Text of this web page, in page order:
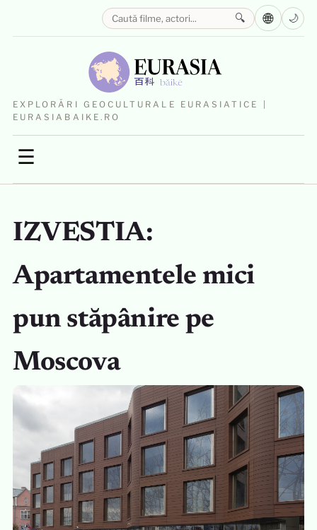
EXPLORĂRI GEOCULTURALE EURASIATICE |
EURASIABAIKE.RO
☰
🔍 🌐 🌙
IZVESTIA:
Apartamentele mici
pun stăpânire pe
Moscova